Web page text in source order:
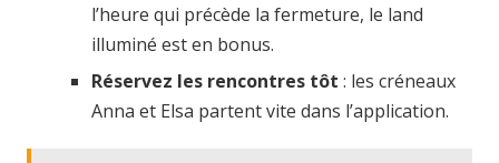
l’heure qui précède la fermeture, le land
illuminé est en bonus.
Réservez les rencontres tôt : les créneaux
Anna et Elsa partent vite dans l’application.